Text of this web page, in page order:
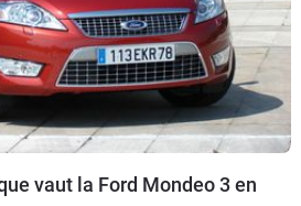
vaut la Ford Mondeo 3 en